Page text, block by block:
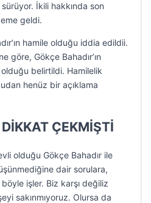
İkili hakkında son
geldi.
hamile olduğu iddia edildii.
göre, Gökçe Bahadır’ın
belirtildi. Hamilelik
henüz bir açıklama
ÇEKMİŞTİ
olduğu Gökçe Bahadır ile
dair sorulara,
işler. Biz karşı değiliz
sakınmıyoruz. Olursa da